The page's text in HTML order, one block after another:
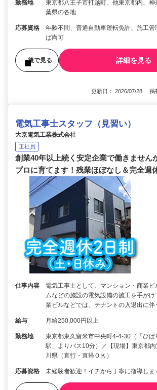
勤務地
東京都八王子市打越町、他東京都内、
葉県の各地
応募資格
年齢不問、普通自動車運転免許、施工
ば尚可
後で見る 詳細を見る
更新日： 2026/07/28 掲
電気工事士スタッフ（見習い）
大京電気工業株式会社
正社員
創業40年以上続く安定企業で働きません
プロに育てます！残業ほぼなし＆完全週
仕事内容
電気工事士として、マンション・商業
ムなどの施設の電気設備の施工を手が
業ビルなどでは、テナントの入退出に
給与 月給250,000円以上
勤務地
東京都東久留米市中央町4-4-30（「ひ
駅」よりバス10分）／【現場】東京都
川県（直行・直帰ＯＫ）
応募資格 未経験者歓迎！イチから丁寧に指導しま